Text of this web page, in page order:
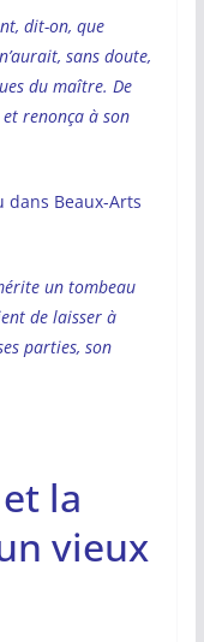
dit-on, que
sans doute,
du maître. De
renonça à son
dans Beaux-Arts
un tombeau
de laisser à
parties, son
la
vieux